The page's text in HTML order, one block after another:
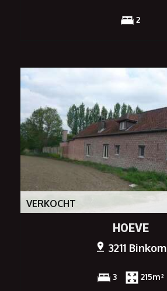
2
VERKOCHT
HOEVE
3211 Binkom
3 215m²